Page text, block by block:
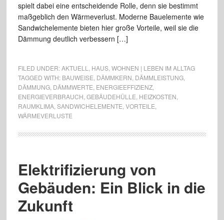
spielt dabei eine entscheidende Rolle, denn sie bestimmt
maßgeblich den Wärmeverlust. Moderne Bauelemente wie
Sandwichelemente bieten hier große Vorteile, weil sie die
Dämmung deutlich verbessern […]
FILED UNDER:AKTUELL HAUS, WOHNEN | LEBEN IM ALLTAG
TAGGED WITH: BAUWEISE DÄMMKERN DÄMMLEISTUNG,
DÄMMUNG, DÄMMWERTE ENERGIEEFFIZIENZ,
ENERGIEVERBRAUCH GEBÄUDEHÜLLE HEIZKOSTEN
RAUMKLIMA, SANDWICHELEMENTE VORTEILE
WÄRMEVERLUSTE
Elektrifizierung von
Gebäuden: Ein Blick in die
Zukunft